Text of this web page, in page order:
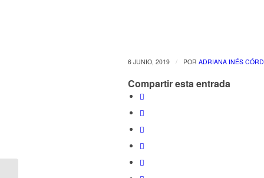
6 JUNIO, 2019 / POR ADRIANA INÉS
Compartir esta entrada